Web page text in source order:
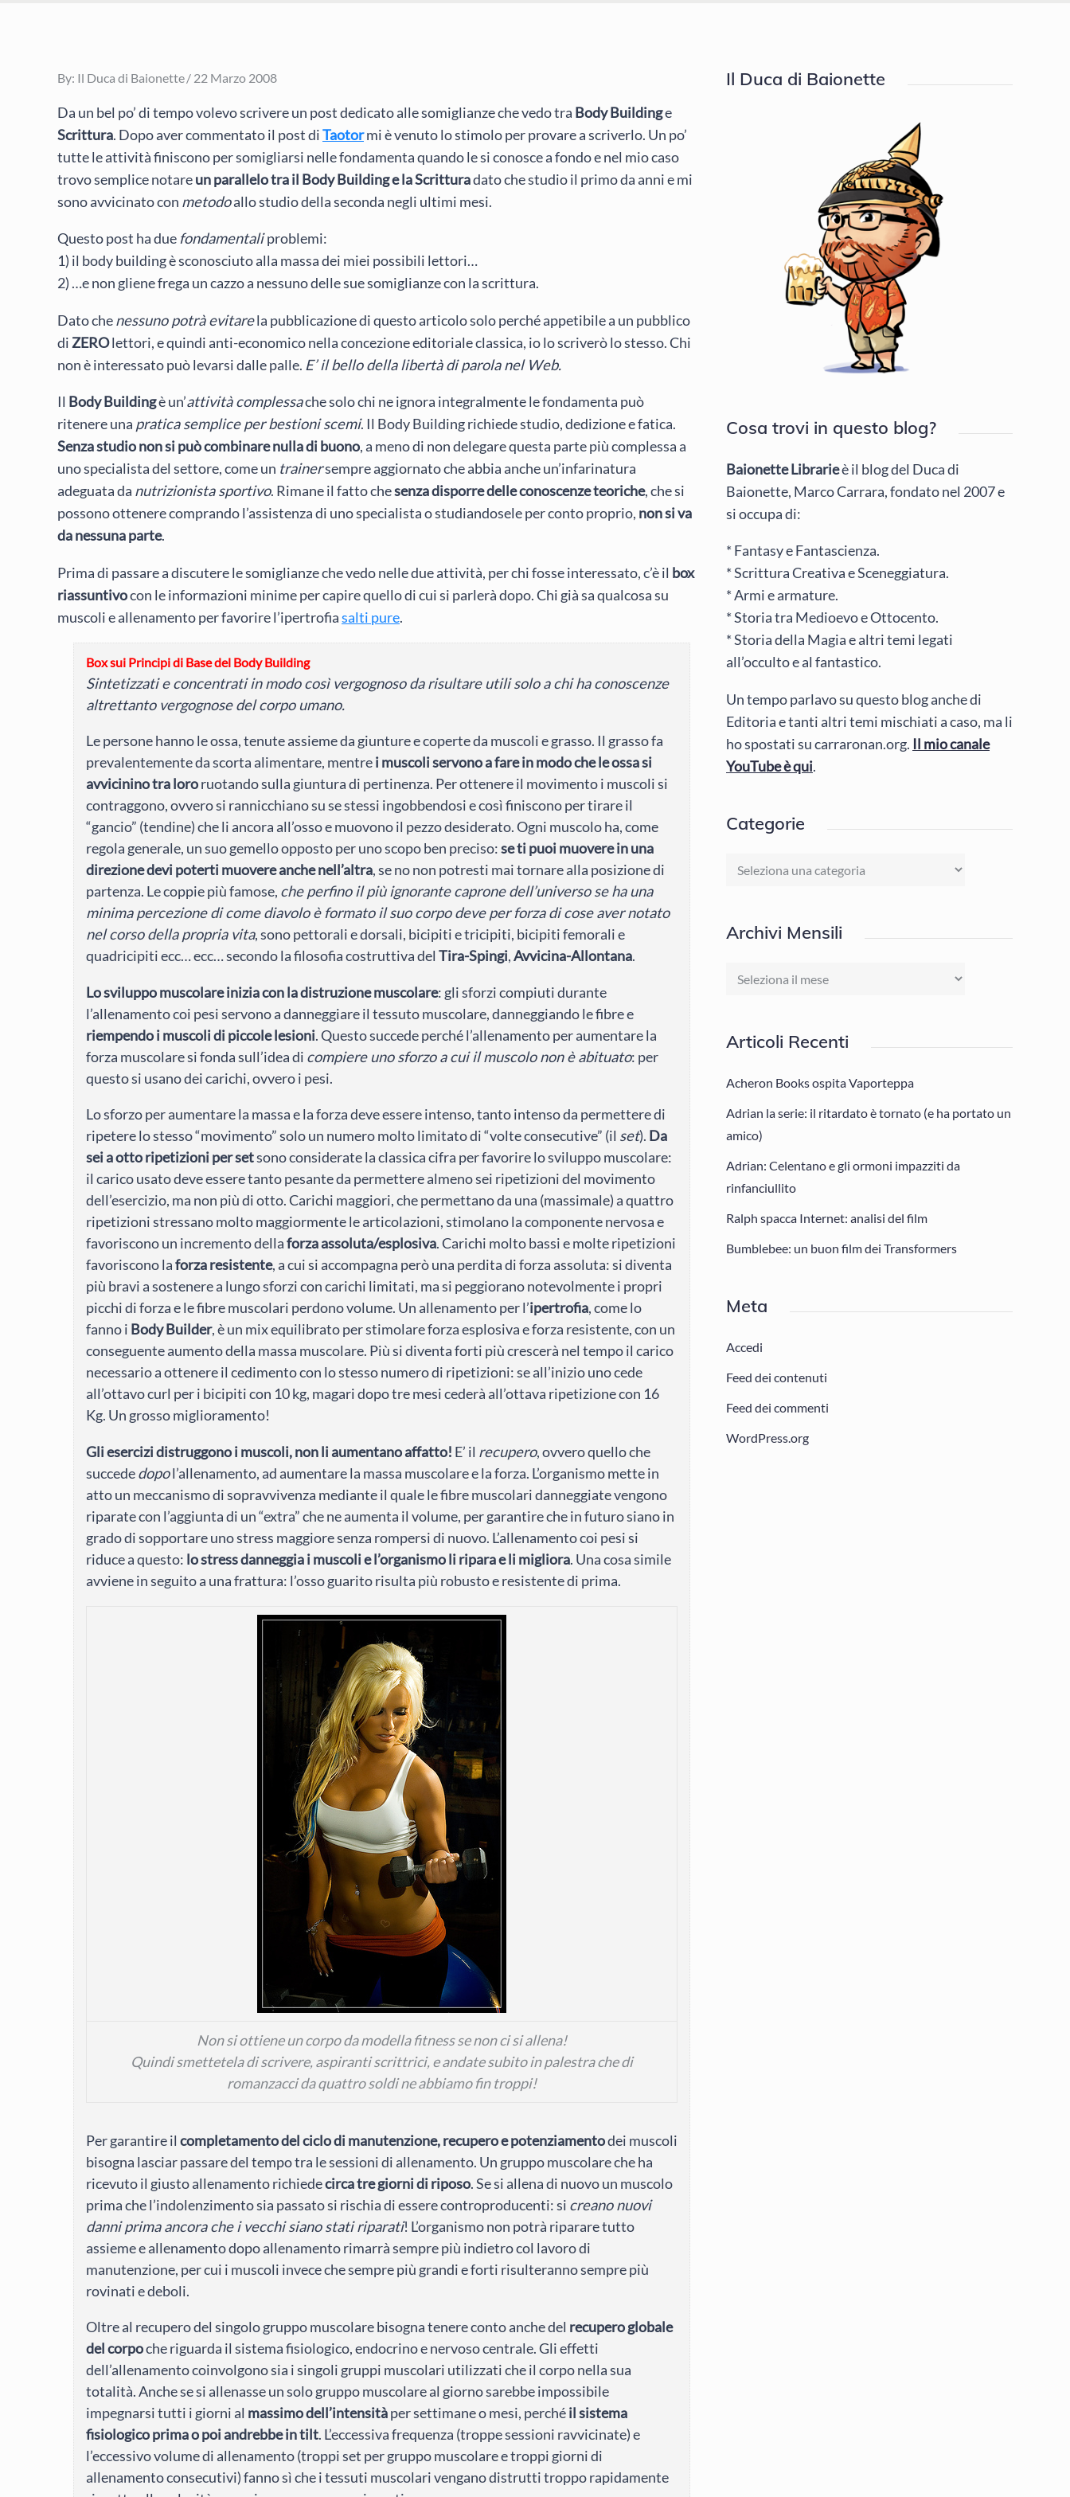
By: Il Duca di Baionette Posted
22 Marzo 2008
Da un bel po’ di tempo volevo scrivere un post dedicato alle somiglianze che vedo tra Body Buildinge
Scrittura. Dopo aver commentato il post diTaotormi è venuto lo stimolo per provare a scriverlo. Un po’
tutte le attività finiscono per somigliarsi nelle fondamenta quando le si conosce a fondo e nel mio caso
trovo semplice notareun parallelo tra il Body Building e la Scritturadato che studio il primo da anni e mi
sono avvicinato con metodoallo studio della seconda negli ultimi mesi.
Questo post ha due fondamentaliproblemi:
1) il body building è sconosciuto alla massa dei miei possibili lettori…
2) …e non gliene frega un cazzo a nessuno delle sue somiglianze con la scrittura.
Dato chenessuno potrà evitarela pubblicazione di questo articolo solo perché appetibile a un pubblico
di ZEROlettori, e quindi anti-economico nella concezione editoriale classica, io lo scriverò lo stesso. Chi
non è interessato può levarsi dalle palle. E’ il bello della libertà di parola nel Web.
Il Body Buildingè un’attività complessache solo chi ne ignora integralmente le fondamenta può
ritenere una pratica semplice per bestioni scemi. Il Body Building richiede studio, dedizione e fatica.
Senza studio non si può combinare nulla di buono, a meno di non delegare questa parte più complessa a
uno specialista del settore, come un trainersempre aggiornato che abbia anche un’infarinatura
adeguata da nutrizionista sportivo. Rimane il fatto chesenza disporre delle conoscenze teoriche, che si
possono ottenere comprando l’assistenza di uno specialista o studiandosele per conto proprio, non si va
da nessuna parte.
Prima di passare a discutere le somiglianze che vedo nelle due attività, per chi fosse interessato, c’è il box
riassuntivocon le informazioni minime per capire quello di cui si parlerà dopo. Chi già sa qualcosa su
muscoli e allenamento per favorire l’ipertrofiasalti pure.
Box sui Principi di Base del Body Building
Sintetizzati e concentrati in modo così vergognoso da risultare utili solo a chi ha conoscenze
altrettanto vergognose del corpo umano.
Le persone hanno le ossa, tenute assieme da giunture e coperte da muscoli e grasso. Il grasso fa
prevalentemente da scorta alimentare, mentrei muscoli servono a fare in modo che le ossa si
avvicinino tra lororuotando sulla giuntura di pertinenza. Per ottenere il movimento i muscoli si
contraggono, ovvero si rannicchiano su se stessi ingobbendosi e così finiscono per tirare il
“gancio” (tendine) che li ancora all’osso e muovono il pezzo desiderato. Ogni muscolo ha, come
regola generale, un suo gemello opposto per uno scopo ben preciso:se ti puoi muovere in una
direzione devi poterti muovere anche nell’altra, se no non potresti mai tornare alla posizione di
partenza. Le coppie più famose, che perfino il più ignorante caprone dell’universo se ha una
minima percezione di come diavolo è formato il suo corpo deve per forza di cose aver notato
nel corso della propria vita, sono pettorali e dorsali, bicipiti e tricipiti, bicipiti femorali e
quadricipiti ecc… ecc… secondo la filosofia costruttiva del Tira-Spingi,Avvicina-Allontana.
Lo sviluppo muscolare inizia con la distruzione muscolare: gli sforzi compiuti durante
l’allenamento coi pesi servono a danneggiare il tessuto muscolare, danneggiando le fibre e
riempendo i muscoli di piccole lesioni. Questo succede perché l’allenamento per aumentare la
forza muscolare si fonda sull’idea di compiere uno sforzo a cui il muscolo non è abituato: per
questo si usano dei carichi, ovvero i pesi.
Lo sforzo per aumentare la massa e la forza deve essere intenso, tanto intenso da permettere di
ripetere lo stesso “movimento” solo un numero molto limitato di “volte consecutive” (il set). Da
sei a otto ripetizioni per setsono considerate la classica cifra per favorire lo sviluppo muscolare:
il carico usato deve essere tanto pesante da permettere almeno sei ripetizioni del movimento
dell’esercizio, ma non più di otto. Carichi maggiori, che permettano da una (massimale) a quattro
ripetizioni stressano molto maggiormente le articolazioni, stimolano la componente nervosa e
favoriscono un incremento dellaforza assoluta/esplosiva. Carichi molto bassi e molte ripetizioni
favoriscono laforza resistente, a cui si accompagna però una perdita di forza assoluta: si diventa
più bravi a sostenere a lungo sforzi con carichi limitati, ma si peggiorano notevolmente i propri
picchi di forza e le fibre muscolari perdono volume. Un allenamento per l’ipertrofia, come lo
fanno i Body Builder, è un mix equilibrato per stimolare forza esplosiva e forza resistente, con un
conseguente aumento della massa muscolare. Più si diventa forti più crescerà nel tempo il carico
necessario a ottenere il cedimento con lo stesso numero di ripetizioni: se all’inizio uno cede
all’ottavo curl per i bicipiti con 10 kg, magari dopo tre mesi cederà all’ottava ripetizione con 16
Kg. Un grosso miglioramento!
Gli esercizi distruggono i muscoli, non li aumentano affatto! E’ il recupero, ovvero quello che
succededopol’allenamento, ad aumentare la massa muscolare e la forza. L’organismo mette in
atto un meccanismo di sopravvivenza mediante il quale le fibre muscolari danneggiate vengono
riparate con l’aggiunta di un “extra” che ne aumenta il volume, per garantire che in futuro siano in
grado di sopportare uno stress maggiore senza rompersi di nuovo. L’allenamento coi pesi si
riduce a questo: lo stress danneggia i muscoli e l’organismo li ripara e li migliora. Una cosa simile
avviene in seguito a una frattura: l’osso guarito risulta più robusto e resistente di prima.
Non si ottiene un corpo da modella fitness se non ci si allena!
Quindi smettetela di scrivere, aspiranti scrittrici, e andate subito in palestra che di
romanzacci da quattro soldi ne abbiamo fin troppi!
Per garantire il completamento del ciclo di manutenzione, recupero e potenziamentodei muscoli
bisogna lasciar passare del tempo tra le sessioni di allenamento. Un gruppo muscolare che ha
ricevuto il giusto allenamento richiedecirca tre giorni di riposo. Se si allena di nuovo un muscolo
prima che l’indolenzimento sia passato si rischia di essere controproducenti: si creano nuovi
danni prima ancora che i vecchi siano stati riparati! L’organismo non potrà riparare tutto
assieme e allenamento dopo allenamento rimarrà sempre più indietro col lavoro di
manutenzione, per cui i muscoli invece che sempre più grandi e forti risulteranno sempre più
rovinati e deboli.
Oltre al recupero del singolo gruppo muscolare bisogna tenere conto anche del recupero globale
del corpoche riguarda il sistema fisiologico, endocrino e nervoso centrale. Gli effetti
dell’allenamento coinvolgono sia i singoli gruppi muscolari utilizzati che il corpo nella sua
totalità. Anche se si allenasse un solo gruppo muscolare al giorno sarebbe impossibile
impegnarsi tutti i giorni al massimo dell’intensitàper settimane o mesi, perchéil sistema
fisiologico prima o poi andrebbe in tilt. L’eccessiva frequenza (troppe sessioni ravvicinate) e
l’eccessivo volume di allenamento (troppi set per gruppo muscolare e troppi giorni di
allenamento consecutivi) fanno sì che i tessuti muscolari vengano distrutti troppo rapidamente
Il Duca di Baionette
Cosa trovi in questo blog?
Baionette Librarieè il blog del Duca di
Baionette, Marco Carrara, fondato nel 2007 e
si occupa di:
* Fantasy e Fantascienza.
* Scrittura Creativa e Sceneggiatura.
* Armi e armature.
* Storia tra Medioevo e Ottocento.
* Storia della Magia e altri temi legati
all’occulto e al fantastico.
Un tempo parlavo su questo blog anche di
Editoria e tanti altri temi mischiati a caso, ma li
ho spostati su carraronan.org. Il mio canale
YouTube è qui.
Categorie
Categorie
Archivi Mensili
Archivi
Articoli Recenti
Acheron Books ospita Vaporteppa
Adrian la serie: il ritardato è tornato (e ha portato un
amico)
Adrian: Celentano e gli ormoni impazziti da
rinfanciullito
Ralph spacca Internet: analisi del film
Bumblebee: un buon film dei Transformers
Meta
Accedi
Feed dei contenuti
Feed dei commenti
WordPress.org